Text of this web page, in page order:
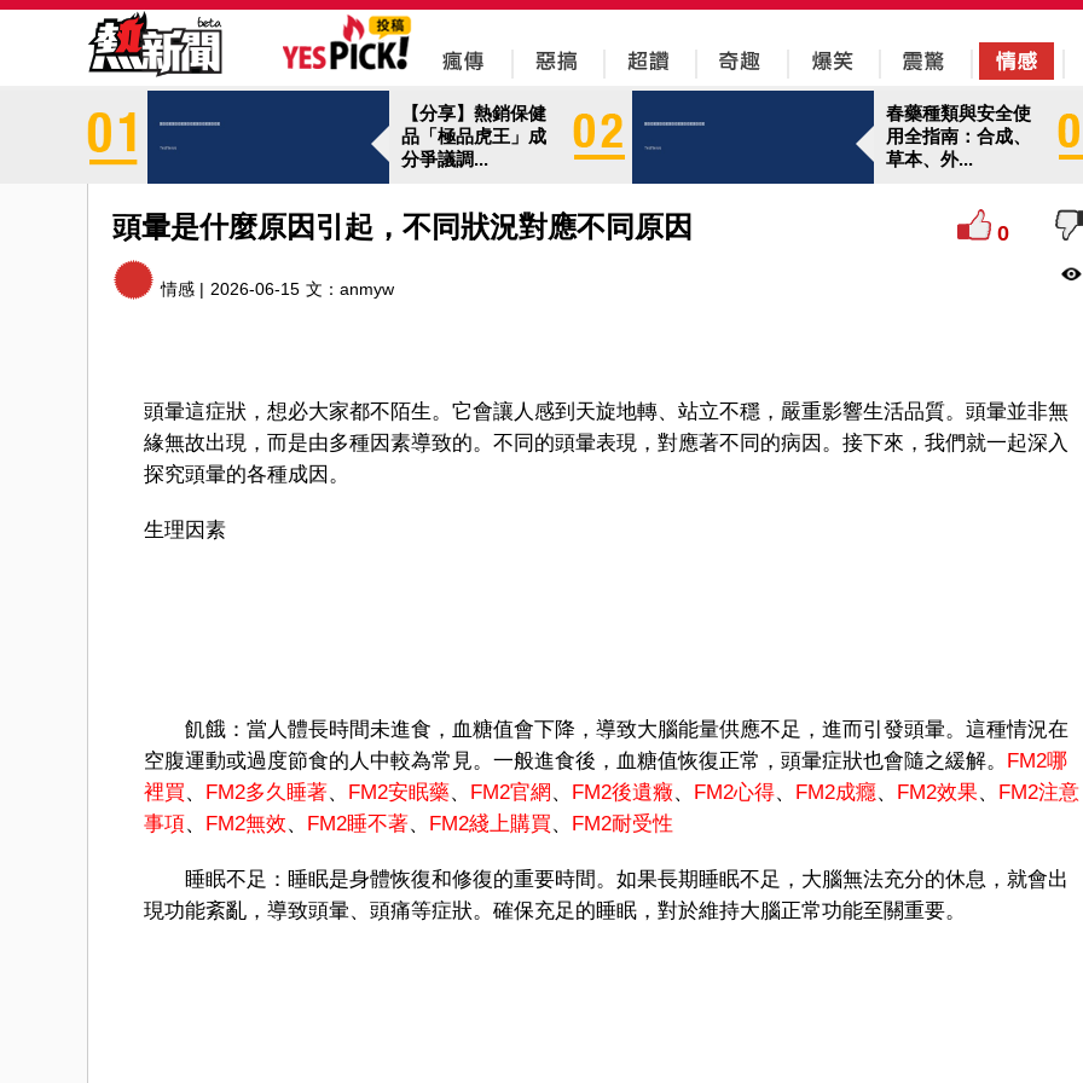
【分享】熱銷保健
品「極品虎王」成
分爭議調...
春藥種類與安全使
用全指南：合成、
草本、外...
頭暈是什麼原因引起，不同狀況對應不同原因 0
情感 | 2026-06-15 文： anmyw
頭暈這症狀，想必大家都不陌生。它會讓人感到天旋地轉、站立不穩，嚴重影響生活品質。頭暈並非無
緣無故出現，而是由多種因素導致的。不同的頭暈表現，對應著不同的病因。接下來，我們就一起深入
探究頭暈的各種成因。
生理因素
飢餓：當人體長時間未進食，血糖值會下降，導致大腦能量供應不足，進而引發頭暈。這種情況在
空腹運動或過度節食的人中較為常見。一般進食後，血糖值恢復正常，頭暈症狀也會隨之緩解。 FM2哪
裡買、 FM2多久睡著、 FM2安眠藥、 FM2官網 、 FM2後遺癥、 FM2心得、 FM2成癮、 FM2效果、 FM2注意
事項、 FM2無效、 FM2睡不著、 FM2綫上購買、 FM2耐受性
睡眠不足：睡眠是身體恢復和修復的重要時間。如果長期睡眠不足，大腦無法充分的休息，就會出
現功能紊亂，導致頭暈、頭痛等症狀。確保充足的睡眠，對於維持大腦正常功能至關重要。